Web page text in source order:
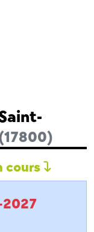
cours
2027